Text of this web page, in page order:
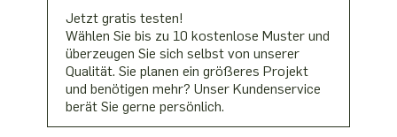
Jetzt gratis testen!
Wählen Sie bis zu 10 kostenlose Muster und
überzeugen Sie sich selbst von unserer
Qualität. Sie planen ein größeres Projekt
und benötigen mehr? Unser Kundenservice
berät Sie gerne persönlich.